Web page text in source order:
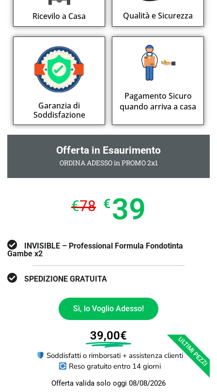
Ricevilo a Casa Qualità e Sicurezza
Garanzia di
Soddisfazione
Pagamento Sicuro
quando arriva a casa
Offerta in Esaurimento
ORDINA ADESSO in PROMO 2x1
€78 €39
INVISIBLE – Professional Formula Fondotinta
Gambe x2
SPEDIZIONE GRATUITA
Sì, lo Voglio Adesso!
ULTIMI PEZZI
39,00€
Soddisfatti o rimborsati + assistenza clienti
Reso gratuito entro 14 giorni
Offerta valida solo oggi 08/08/2026